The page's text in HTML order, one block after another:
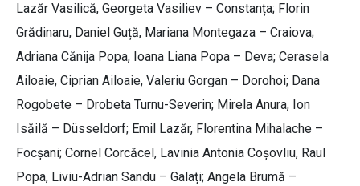
Lazăr Vasilică, Georgeta Vasiliev – Constanța; Florin
Grădinaru, Daniel Guță, Mariana Montegaza – Craiova;
Adriana Cănija Popa, Ioana Liana Popa – Deva; Cerasela
Ailoaie, Ciprian Ailoaie, Valeriu Gorgan – Dorohoi; Dana
Rogobete – Drobeta Turnu-Severin; Mirela Anura, Ion
Isăilă – Düsseldorf; Emil Lazăr, Florentina Mihalache –
Focșani; Cornel Corcăcel, Lavinia Antonia Coșovliu, Raul
Popa, Liviu-Adrian Sandu – Galați; Angela Brumă –